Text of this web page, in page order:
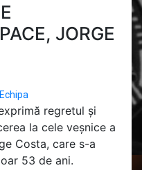
JORGE
Echipa
regretul și
la cele veșnice a
Costa, care s-a
53 de ani.